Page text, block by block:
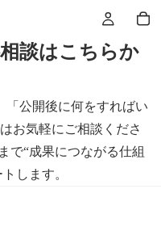
談はこちらか
「公開後に何をすればい
お気軽にご相談くださ
で“成果につながる仕組
します。